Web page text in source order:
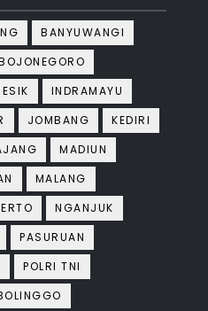
BANYUWANGI
INDRAMAYU
JOMBANG
KEDIRI
MADIUN
MALANG
NGANJUK
PASURUAN
POLRI TNI